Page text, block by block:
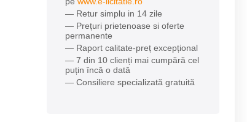
— Retur simplu in 14 zile
— Prețuri prietenoase si oferte
permanente
— Raport calitate-preț excepțional
— 7 din 10 clienți mai cumpără cel
puțin încă o dată
— Consiliere specializată gratuită